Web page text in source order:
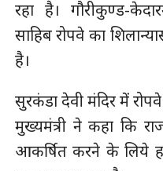
रहा है। गौरीकुण्ड-
साहिब रोपवे का
है।
सुरकंडा देवी मंदिर में
मुख्यमंत्री ने कहा कि
आकर्षित करने के लिये